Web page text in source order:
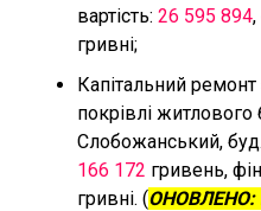
вартість: 26 595 894
гривні;
Капітальний
покрівлі
Слобожанський, буд.
166 172 гривень,
гривні. (ОНОВЛЕНО: